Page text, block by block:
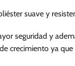
la
de
producto
suave y
seguridad y
crecimiento ya